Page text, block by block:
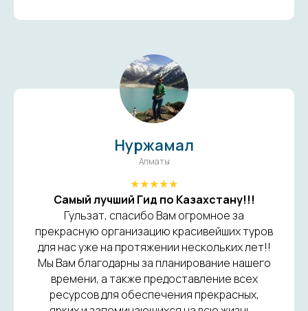
Нуржамал
Алматы
★★★★★
Самый лучший Гид по Казахстану!!!
Гульзат, спасибо Вам огромное за
прекрасную организацию красивейших туров
для нас уже на протяжении нескольких лет!!
Мы Вам благодарны за планирование нашего
времени, а также предоставление всех
ресурсов для обеспечения прекрасных,